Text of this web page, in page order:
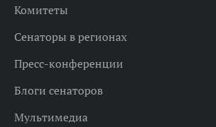
Комитеты
Сенаторы в регионах
Пресс-конференции
Блоги сенаторов
Мультимедиа